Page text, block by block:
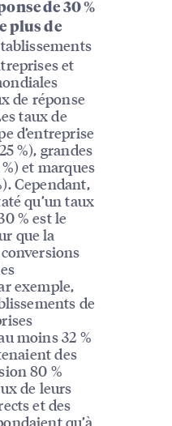
de 30 %
plus de
et
de réponse
taux de
d’entreprise
%), grandes
et marques
Cependant,
qu’un taux
% est le
que la
exemple,
de
moins 32 %
des
80 %
de leurs
et des
qu’à